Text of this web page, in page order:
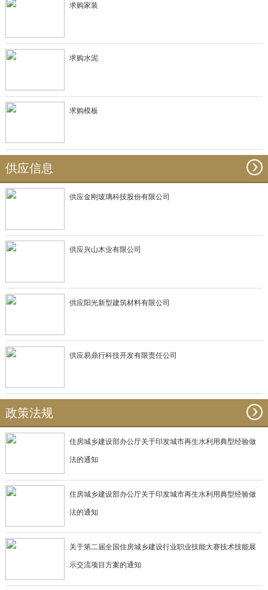
求购家装
求购水泥
求购模板
供应信息
供应金刚玻璃科技股份有限公司
供应兴山木业有限公司
供应阳光新型建筑材料有限公司
供应易鼎行科技开发有限责任公司
政策法规
住房城乡建设部办公厅关于印发城市再生水利用典型经验做
法的通知
住房城乡建设部办公厅关于印发城市再生水利用典型经验做
法的通知
关于第二届全国住房城乡建设行业职业技能大赛技术技能展
示交流项目方案的通知